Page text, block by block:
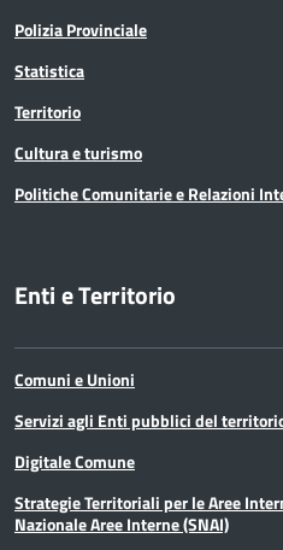
Polizia Provinciale
Statistica
Territorio
Cultura e turismo
Politiche Comunitarie e Relazioni
Enti e Territorio
Comuni e Unioni
Servizi agli Enti pubblici del
Digitale Comune
Strategie Territoriali per le Aree
Nazionale Aree Interne (SNAI)